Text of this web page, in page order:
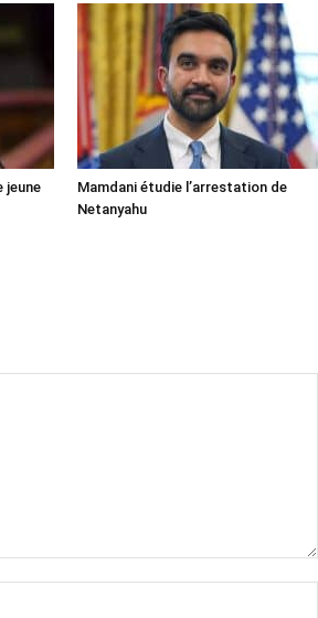
jeune
Mamdani étudie l’arrestation de
Netanyahu